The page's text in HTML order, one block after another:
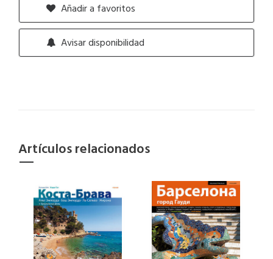
Añadir a favoritos
Avisar disponibilidad
Artículos relacionados